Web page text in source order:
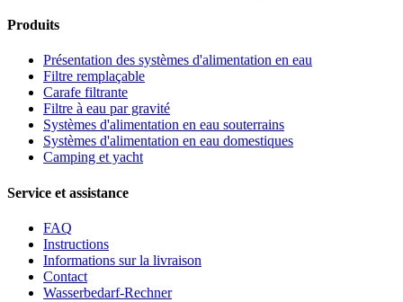
Produits
Présentation des systèmes d'alimentation en eau
Filtre remplaçable
Carafe filtrante
Filtre à eau par gravité
Systèmes d'alimentation en eau souterrains
Systèmes d'alimentation en eau domestiques
Camping et yacht
Service et assistance
FAQ
Instructions
Informations sur la livraison
Contact
Wasserbedarf-Rechner